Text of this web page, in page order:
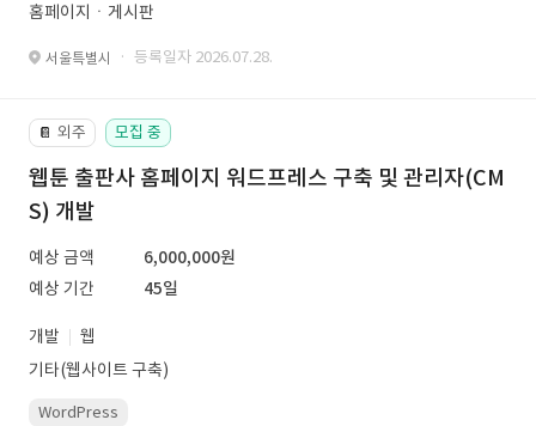
홈페이지ㆍ게시판
서울특별시 · 등록일자 2026.07.28.
📔 외주 모집 중
웹툰 출판사 홈페이지 워드프레스 구축 및 관리자(CM
S) 개발
예상 금액
6,000,000원
예상 기간
45일
개발
웹
기타(웹사이트 구축)
WordPress